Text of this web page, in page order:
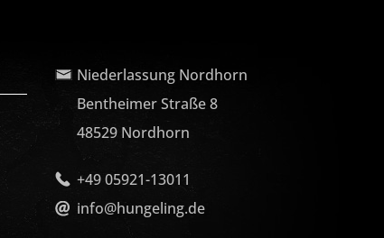
Niederlassung Nordhorn
Bentheimer Straße 8
48529 Nordhorn
+49 05921-13011
info@hungeling.de